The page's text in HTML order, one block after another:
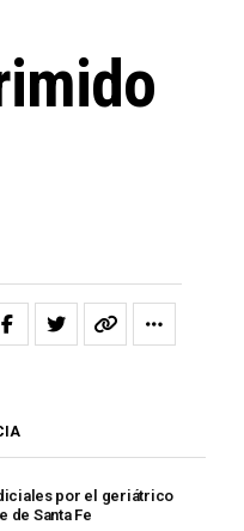
por el geriátrico
de Santa Fe